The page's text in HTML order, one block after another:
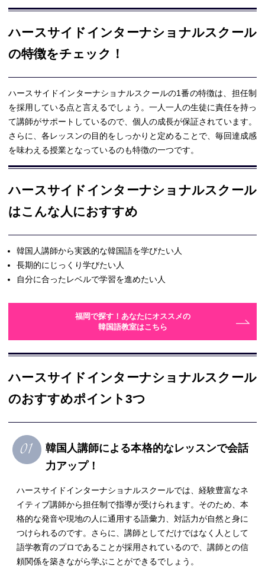
ハースサイドインターナショナルスクール
の特徴をチェック！
ハースサイドインターナショナルスクールの1番の特徴は、担任制
を採用している点と言えるでしょう。一人一人の生徒に責任を持っ
て講師がサポートしているので、個人の成長が保証されています。
さらに、各レッスンの目的をしっかりと定めることで、毎回達成感
を味わえる授業となっているのも特徴の一つです。
ハースサイドインターナショナルスクール
はこんな人におすすめ
韓国人講師から実践的な韓国語を学びたい人
長期的にじっくり学びたい人
自分に合ったレベルで学習を進めたい人
福岡で探す！あなたにオススメの
韓国語教室はこちら
ハースサイドインターナショナルスクール
のおすすめポイント3つ
韓国人講師による本格的なレッスンで会話
力アップ！
ハースサイドインターナショナルスクールでは、経験豊富なネ
イティブ講師から担任制で指導が受けられます。そのため、本
格的な発音や現地の人に通用する語彙力、対話力が自然と身に
つけられるのです。さらに、講師としてだけではなく人として
語学教育のプロであることが採用されているので、講師との信
頼関係を築きながら学ぶことができるでしょう。